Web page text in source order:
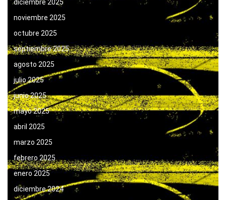
diciembre 2025
noviembre 2025
octubre 2025
septiembre 2025
agosto 2025
julio 2025
junio 2025
mayo 2025
abril 2025
marzo 2025
febrero 2025
enero 2025
diciembre 2024